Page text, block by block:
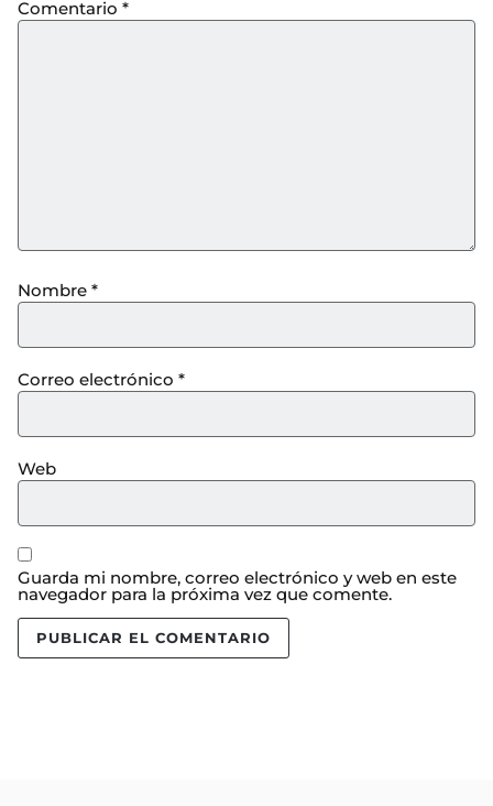
Comentario *
Nombre *
Correo electrónico *
Web
Guarda mi nombre, correo electrónico y web en este
navegador para la próxima vez que comente.